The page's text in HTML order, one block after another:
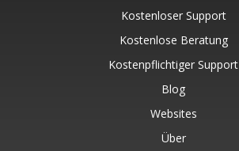
Kostenloser Support
Kostenlose Beratung
Kostenpflichtiger Support
Blog
Websites
Über